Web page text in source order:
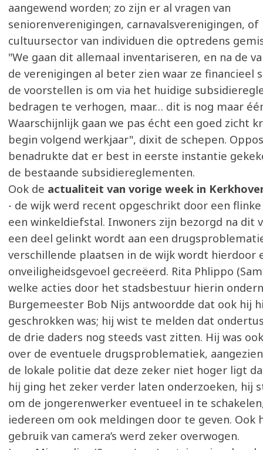
aangewend worden; zo zijn er al vragen van
seniorenverenigingen, carnavalsverenigingen, of
cultuursector van individuen die optredens
"We gaan dit allemaal inventariseren, en na de
de verenigingen al beter zien waar ze financieel
de voorstellen is om via het huidige
bedragen te verhogen, maar… dit is nog maar
Waarschijnlijk gaan we pas écht een goed zicht
begin volgend werkjaar", dixit de schepen.
benadrukte dat er best in eerste instantie
de bestaande subsidiereglementen.
Ook de actualiteit van vorige week in
- de wijk werd recent opgeschrikt door een
een winkeldiefstal. Inwoners zijn bezorgd na dit
een deel gelinkt wordt aan een
verschillende plaatsen in de wijk wordt hierdoor
onveiligheidsgevoel gecreëerd. Rita Phlippo
welke acties door het stadsbestuur hierin
Burgemeester Bob Nijs antwoordde dat ook hij
geschrokken was; hij wist te melden dat
de drie daders nog steeds vast zitten. Hij was
over de eventuele drugsproblematiek,
de lokale politie dat deze zeker niet hoger ligt
hij ging het zeker verder laten onderzoeken, hij
om de jongerenwerker eventueel in te
iedereen om ook meldingen door te geven. Ook
gebruik van camera’s werd zeker overwogen.